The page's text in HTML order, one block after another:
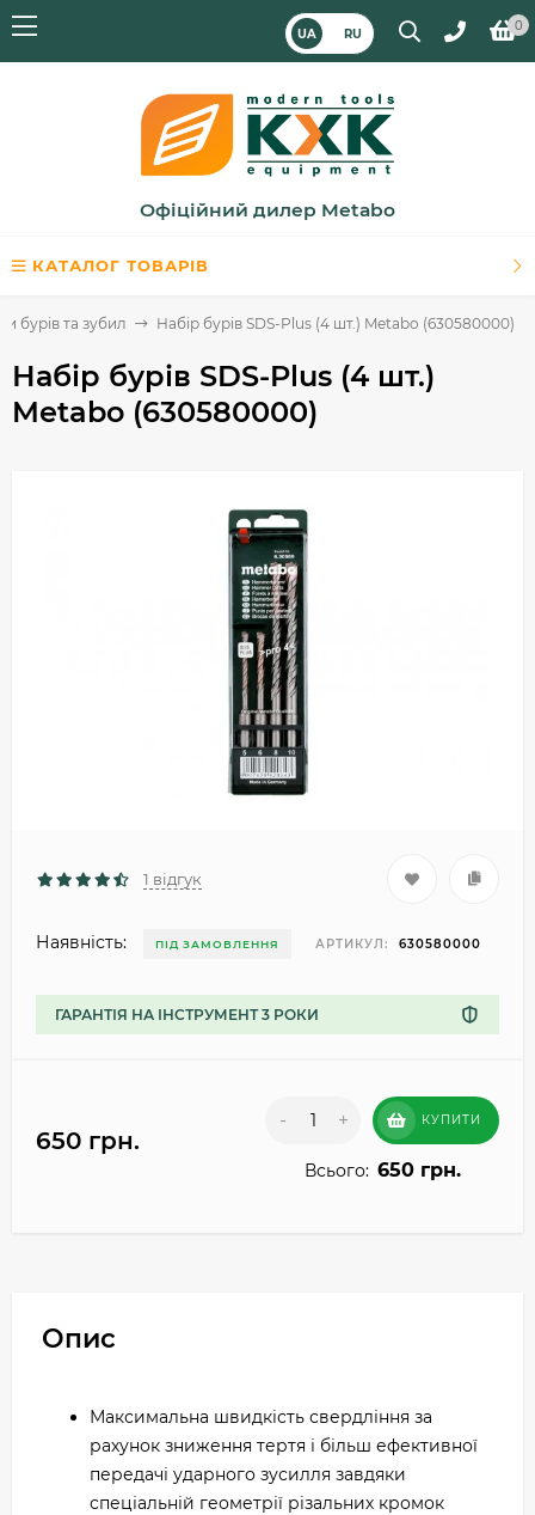
UA RU
0
Офіційний дилер Metabo
КАТАЛОГ ТОВАРІВ
бурів та зубил Набір бурів SDS-Plus (4 шт.) Metabo (630580000)
Набір бурів SDS-Plus (4 шт.)
Metabo (630580000)
1 відгук
Наявність: ПІД ЗАМОВЛЕННЯ АРТИКУЛ: 630580000
ГАРАНТІЯ НА ІНСТРУМЕНТ 3 РОКИ
650 грн.
- + КУПИТИ
Всього: 650 грн.
Опис
Максимальна швидкість свердління за
рахунок зниження тертя і більш ефективної
передачі ударного зусилля завдяки
спеціальній геометрії різальних кромок